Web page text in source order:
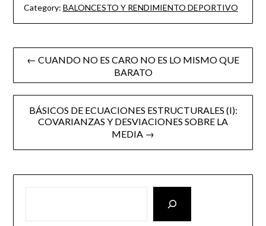
Category: BALONCESTO Y RENDIMIENTO DEPORTIVO
Post← CUANDO NO ES CARO NO ES LO MISMO QUE
BARATO
BÁSICOS DE ECUACIONES ESTRUCTURALES (I):
COVARIANZAS Y DESVIACIONES SOBRE LA
MEDIA →